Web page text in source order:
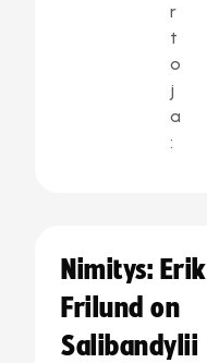
r
t
o
j
a
:
Nimitys: Erik
Frilund on
Salibandylii